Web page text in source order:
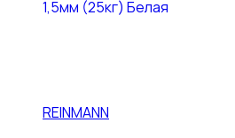
REINMANN